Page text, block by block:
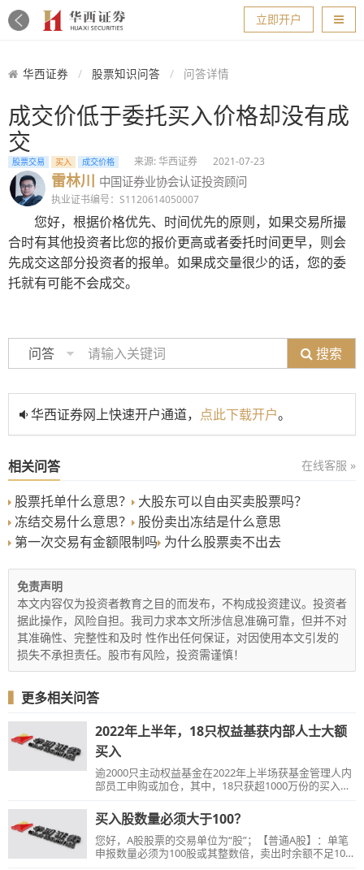
导航
立即开户
华西证券 股票知识问答 问答详情
成交价低于委托买入价格却没有成
交
股票交易 买入 成交价格 来源: 华西证券 2021-07-23
雷林川 中国证券业协会认证投资顾问
执业证书编号：S1120614050007
您好，根据价格优先、时间优先的原则，如果交易所撮
合时有其他投资者比您的报价更高或者委托时间更早，则会
先成交这部分投资者的报单。如果成交量很少的话，您的委
托就有可能不会成交。
问答 搜索
华西证券网上快速开户通道， 点此下载开户。
相关问答 在线客服 »
股票托单什么意思？
大股东可以自由买卖股票吗？
冻结交易什么意思？
股份卖出冻结是什么意思
第一次交易有金额限制吗 为什么股票卖不出去
免责声明
本文内容仅为投资者教育之目的而发布，不构成投资建议。投资者
据此操作，风险自担。我司力求本文所涉信息准确可靠，但并不对
其准确性、完整性和及时 性作出任何保证，对因使用本文引发的
损失不承担责任。股市有风险，投资需谨慎！
▍ 更多相关问答
2022年上半年，18只权益基获内部人士大额
买入
逾2000只主动权益基金在2022年上半场获基金管理人内
部员工申购或加仓，其中，18只获超1000万份的买入，
买入股数量必须大于100？
您好，A股股票的交易单位为“股”；【普通A股】：单笔
申报数量必须为100股或其整数倍，卖出时余额不足100